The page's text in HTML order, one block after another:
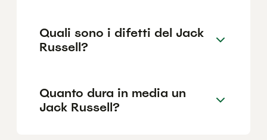
Quali sono i difetti del Jack
Russell?
Quanto dura in media un
Jack Russell?